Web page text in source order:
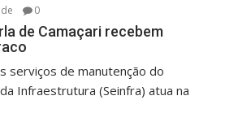
0
de Camaçari recebem
serviços de manutenção do
Infraestrutura (Seinfra) atua na